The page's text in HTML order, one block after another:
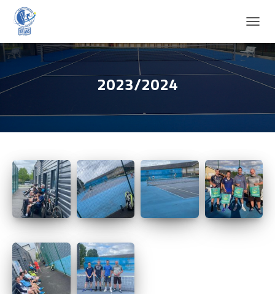
É
P
I
L
N
V
I
G
A
T
I
O
2023/2024